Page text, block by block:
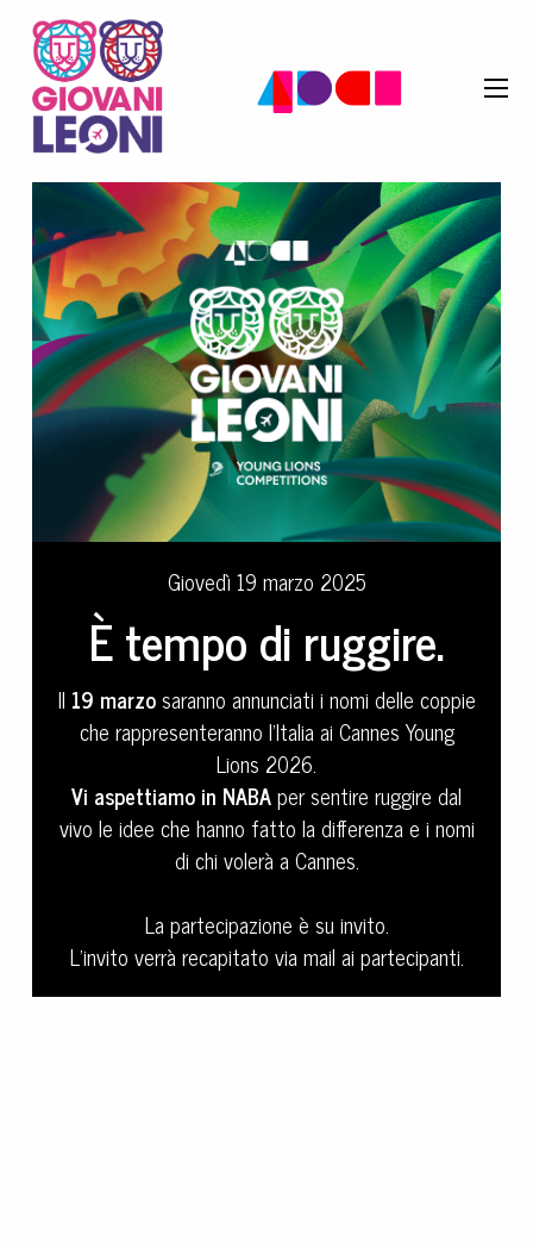
Giovedì 19 marzo 2025
È tempo di ruggire.
Il 19 marzosaranno annunciati i nomi delle coppie
che rappresenteranno l’Italia ai Cannes Young
Lions 2026.
Vi aspettiamo in NABAper sentire ruggire dal
vivo le idee che hanno fatto la differenza e i nomi
di chi volerà a Cannes.
La partecipazione è su invito.
L’invito verrà recapitato via mail ai partecipanti.